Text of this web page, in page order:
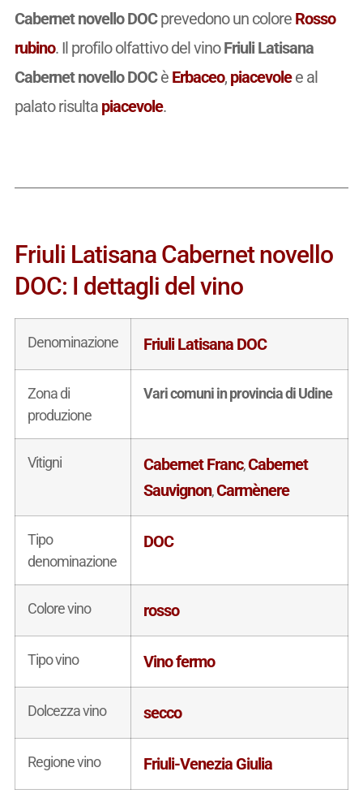
Cabernet novello DOCprevedono un colore Rosso
rubino. Il profilo olfattivo del vinoFriuli Latisana
Cabernet novello DOCè Erbaceo, piacevolee al
palato risulta piacevole.
Friuli Latisana Cabernet novello
DOC: I dettagli del vino
Denominazione Friuli Latisana DOC
Zona di
produzione
Vari comuni in provincia di Udine
Vitigni Cabernet Franc,Cabernet
Sauvignon,Carmènere
Tipo
denominazione
DOC
Colore vino rosso
Tipo vino Vino fermo
Dolcezza vino secco
Regione vino Friuli-Venezia Giulia